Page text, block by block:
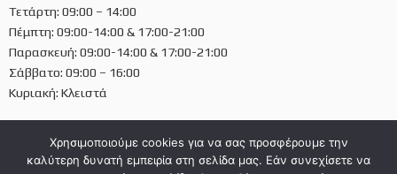
Τετάρτη: 09:00 – 14:00
Πέμπτη: 09:00-14:00 & 17:00-21:00
Παρασκευή: 09:00-14:00 & 17:00-21:00
Σάββατο: 09:00 – 16:00
Κυριακή: Κλειστά
Χρησιμοποιούμε cookies για να σας προσφέρουμε την
καλύτερη δυνατή εμπειρία στη σελίδα μας. Εάν συνεχίσετε να